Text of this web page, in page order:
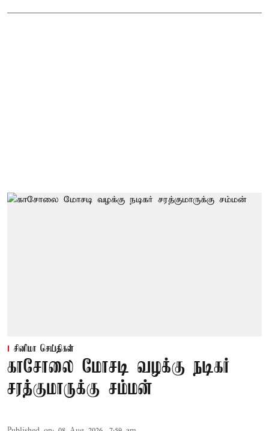
சினிமா செய்திகள்
காசோலை மோசடி வழக்கு நடிகர்
சரத்குமாருக்கு சம்மன்